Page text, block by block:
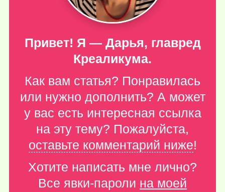
Привет! Я — Дарья, главред
Креаликума.
Как вам статья? Понравилась
или нужно дополнить? А может
у вас есть интересная ссылка
на эту тему? Пожалуйста,
оставьте комментарий ниже!
Хотите написать мне лично?
Все явки-пароли на моей